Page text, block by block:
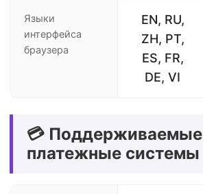
Языки
интерфейса
браузера
EN, RU,
ZH, PT,
ES, FR,
DE, VI
💳 Поддерживаемые
платежные системы